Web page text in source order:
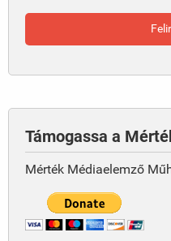
Támogassa a
Mérték Médiaelemző